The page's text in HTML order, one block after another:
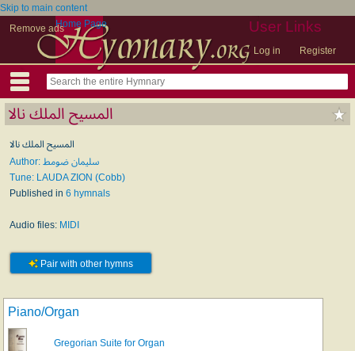
Skip to main content
Remove ads
User Links
Log in Register
Home Page
المسيح الملك نالا
المسيح الملك نالا
Author: سليمان ضومط
Tune: LAUDA ZION (Cobb)
Published in 6 hymnals
Audio files: MIDI
Pair with other hymns
Piano/Organ
Gregorian Suite for Organ